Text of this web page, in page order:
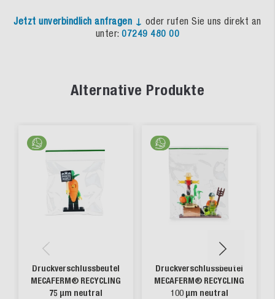
Jetzt unverbindlich anfragen ↓ oder rufen Sie uns direkt an
unter:07249 480 00
Alternative Produkte
Druckverschlussbeutel
MECAFERM® RECYCLING
75 µm neutral
Druckverschlussbeutel
MECAFERM® RECYCLING
100 µm neutral